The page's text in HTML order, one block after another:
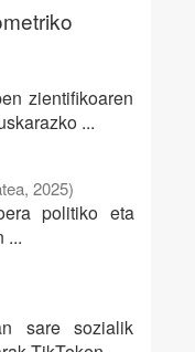
zientifikoaren
...
, 2025)
politiko eta
...
sare sozialik